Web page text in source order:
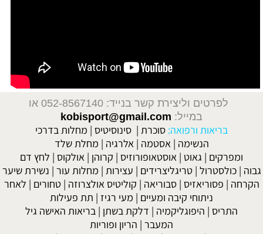
לפרטים וליצירת קשר בנייד: 052-8567140
או
במייל: kobisport@gmail.com
בריאות ורפואה: סוכרת | סינוסיטיס | מחלות בדרכי
הנשימה |אסטמה |אלרגיה | מחלת שלד
ומפרקים | גאוט | אוסטאופורוזיס | קרוהן | אולקוס | לחץ דם
גבוה |כולסטרול |טריגליצרידים | עצירות | מחלות עור | נשירת שיער
הקרחה | פסוריאזיס |סבוריאה | קוליטיס אולצרוזה |טחורים | לאחר
ניתוחי קיבה ומעיים | מעי רגיז | תת פעילות
התריס | היפוגליקמיה | דלקת בשתן | בריאות האישה גיל
המעבר | הריון ופוריות